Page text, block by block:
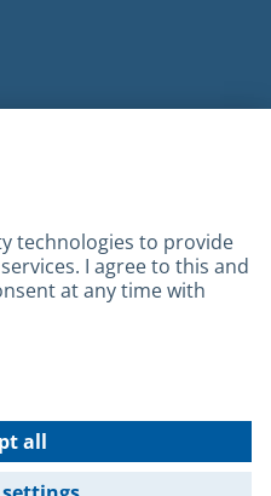
& Co. KG - Ein Service der
München GmbH